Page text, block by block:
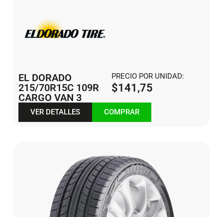
EL DORADO
215/70R15C 109R
CARGO VAN 3
PRECIO POR UNIDAD:
$141,75
VER DETALLES COMPRAR